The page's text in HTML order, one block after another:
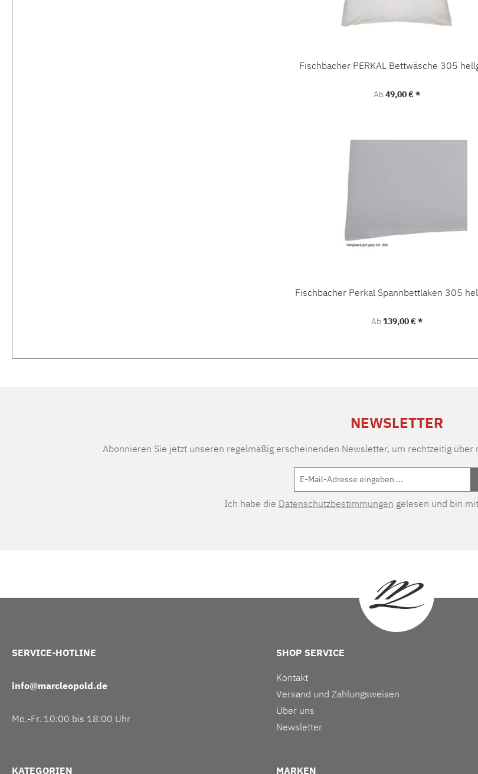
Fischbacher PERKAL Bettwäsche 305
Regulärer Preis:
Ab49,00 € *
Fischbacher Perkal Spannbettlaken 305
Regulärer Preis:
Ab139,00 € *
NEWSLETTER
Abonnieren Sie jetzt unseren regelmäßig erscheinenden Newsletter, um rechtzeitig
Ich habe die Datenschutzbestimmungen gelesen und bin
SERVICE-HOTLINE
info@marcleopold.de
Mo.-Fr. 10:00 bis 18:00 Uhr
SHOP SERVICE
Kontakt
Versand und Zahlungsweisen
Über uns
Newsletter
KATEGORIEN MARKEN